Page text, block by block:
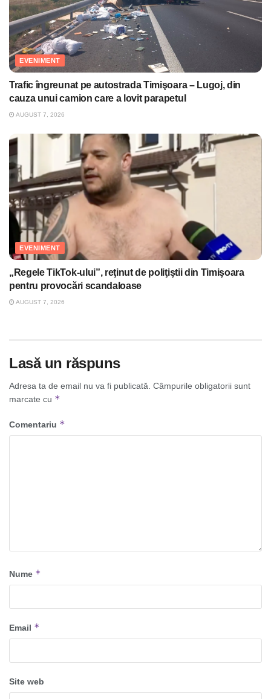
EVENIMENT
Trafic îngreunat pe autostrada Timişoara – Lugoj, din
cauza unui camion care a lovit parapetul
AUGUST 7, 2026
EVENIMENT
„Regele TikTok-ului”, reţinut de poliţiştii din Timişoara
pentru provocări scandaloase
AUGUST 7, 2026
Lasă un răspuns
Adresa ta de email nu va fi publicată. Câmpurile obligatorii sunt
marcate cu *
Comentariu *
Nume *
Email *
Site web